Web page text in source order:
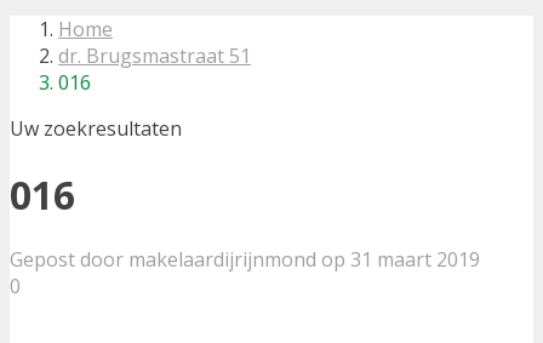
Home
dr. Brugsmastraat 51
016
Uw zoekresultaten
016
Gepost door makelaardijrijnmond op 31 maart 2019
0